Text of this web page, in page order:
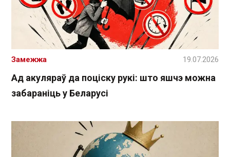
Ад акуляраў да поціску рукі: што яшчэ можна
забараніць у Беларусі
Замежжа 19.07.2026